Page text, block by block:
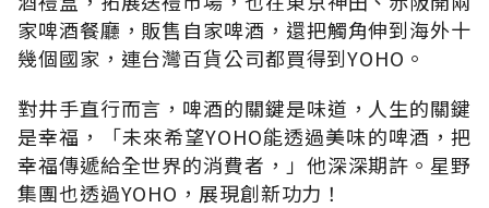
家啤酒餐廳，販售自家啤酒，還把觸角伸到海外十
幾個國家，連台灣百貨公司都買得到YOHO。
對井手直行而言，啤酒的關鍵是味道，人生的關鍵
是幸福，「未來希望YOHO能透過美味的啤酒，把
幸福傳遞給全世界的消費者，」他深深期許。星野
集團也透過YOHO，展現創新功力！